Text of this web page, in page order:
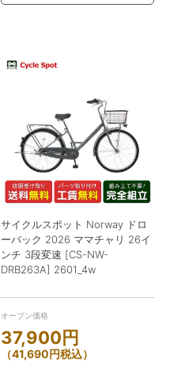
サイクルスポット Norway ドロ
ーバック 2026 ママチャリ 26イ
ンチ 3段変速 [CS-NW-
DRB263A] 2601_4w
オープン価格
37,900円
（41,690円税込）